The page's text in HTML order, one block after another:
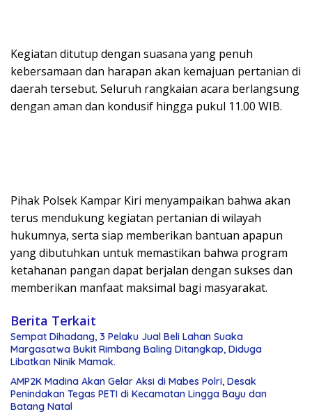
Kegiatan ditutup dengan suasana yang penuh
kebersamaan dan harapan akan kemajuan pertanian di
daerah tersebut. Seluruh rangkaian acara berlangsung
dengan aman dan kondusif hingga pukul 11.00 WIB.
Pihak Polsek Kampar Kiri menyampaikan bahwa akan
terus mendukung kegiatan pertanian di wilayah
hukumnya, serta siap memberikan bantuan apapun
yang dibutuhkan untuk memastikan bahwa program
ketahanan pangan dapat berjalan dengan sukses dan
memberikan manfaat maksimal bagi masyarakat.
Berita Terkait
Sempat Dihadang, 3 Pelaku Jual Beli Lahan Suaka
Margasatwa Bukit Rimbang Baling Ditangkap, Diduga
Libatkan Ninik Mamak.
AMP2K Madina Akan Gelar Aksi di Mabes Polri, Desak
Penindakan Tegas PETI di Kecamatan Lingga Bayu dan
Batang Natal